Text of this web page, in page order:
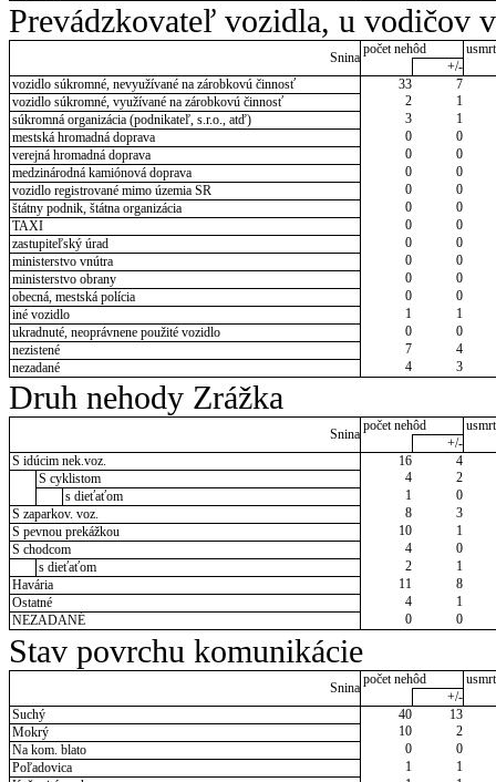
Prevádzkovateľ vozidla, u vodičov
Snina
počet nehôd
+/-
vozidlo súkromné, nevyužívané na zárobkovú činnosť
33
7
vozidlo súkromné, využívané na zárobkovú činnosť
2
1
súkromná organizácia (podnikateľ, s.r.o., atď)
3
1
mestská hromadná doprava
0
0
verejná hromadná doprava
0
0
medzinárodná kamiónová doprava
0
0
vozidlo registrované mimo územia SR
0
0
štátny podnik, štátna organizácia
0
0
TAXI
0
0
zastupiteľský úrad
0
0
ministerstvo vnútra
0
0
ministerstvo obrany
0
0
obecná, mestská polícia
0
0
iné vozidlo
1
1
ukradnuté, neoprávnene použité vozidlo
0
0
nezistené
7
4
nezadané
4 3
Druh nehody Zrážka
Snina
počet nehôd
+/-
S idúcim nek.voz.
16
4
S cyklistom
4
2
s dieťaťom
1
0
S zaparkov. voz.
8
3
S pevnou prekážkou
10
1
S chodcom
4
0
s dieťaťom
2
1
Havária
11
8
Ostatné
4
1
NEZADANÉ
0 0
Stav povrchu komunikácie
Snina
počet nehôd
+/-
Suchý
40
13
Mokrý
10
2
Na kom. blato
0
0
Poľadovica
1
1